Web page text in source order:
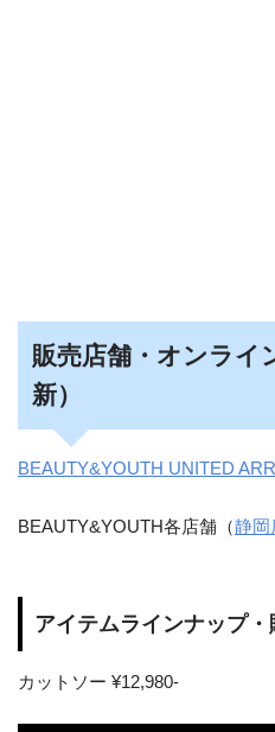
販売店舗・オンライ
新）
BEAUTY&YOUTH UNITED
BEAUTY&YOUTH各店舗（静岡
アイテムラインナップ・
カットソー ¥12,980-